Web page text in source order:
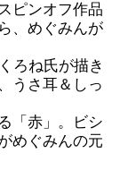
ピンオフ作品
、めぐみんが
ろね氏が描き
うさ耳＆しっ
「赤」。ビシ
めぐみんの元